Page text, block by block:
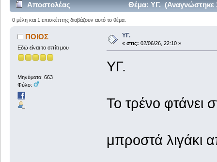
Αποστολέας Θέμα: ΥΓ. (Αναγνώστηκε
0 μέλη και 1 επισκέπτης διαβάζουν αυτό το θέμα.
ΠΟΙΟΣ
Εδώ είναι το σπίτι μου
Μηνύματα: 663
Φύλο:
ΥΓ.
« στις: 02/06/26, 22:10 »
ΥΓ.
Το τρένο φτάνει
μπροστά λιγάκι